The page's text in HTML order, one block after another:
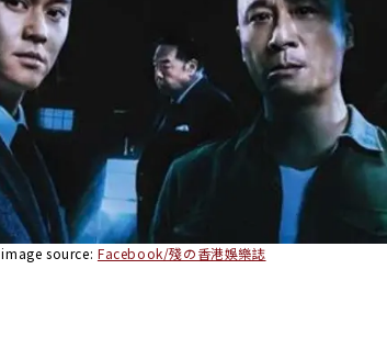
image source: Facebook/殘の香港娛樂誌